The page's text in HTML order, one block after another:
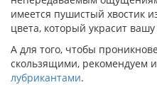
имеется пушистый хвостик
цвета, который украсит вашу
А для того, чтобы
скользящими, рекомендуем
лубрикантами.